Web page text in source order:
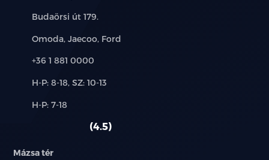
Cím:
Budaörsi út 179.
Márkák:
Omoda, Jaecoo, Ford
Telefon:
+36 1 881 0000
Új-
használt
H-P: 8-18, SZ: 10-13
Alkatrész,
H-P: 7-18
4.5
Mázsa tér